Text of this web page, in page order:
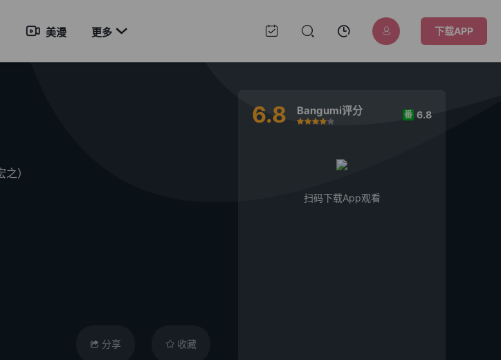
美漫 更多  下载APP
）
分享 收藏
6.8 Bangumi评分
很差较差还行
推荐
力荐
番 6.8
扫码下载App观看